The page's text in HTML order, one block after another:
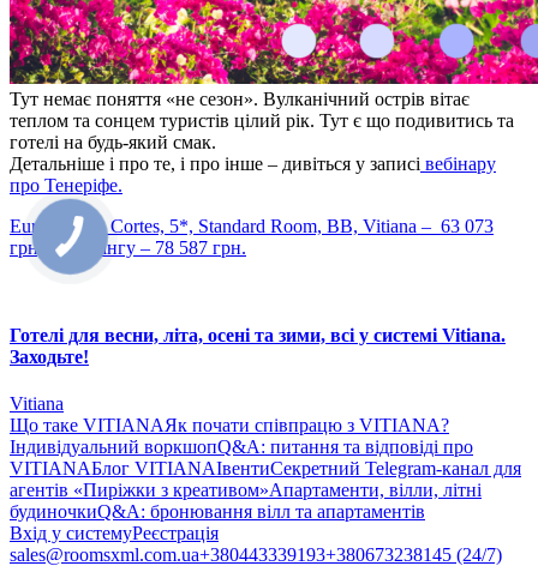
Тут немає поняття «не сезон». Вулканічний острів вітає
теплом та сонцем туристів цілий рік. Тут є що подивитись та
готелі на будь-який смак.
Детальніше і про те, і про інше – дивіться у записі вебінару
про Тенеріфе.
Europe Villa Cortes, 5*, Standard Room, BB, Vitiana – 63 073
грн, на Букінгу – 78 587 грн.
Готелі для весни, літа, осені та зими, всі у системі Vitiana.
Заходьте!
Vitiana
Що таке VITIANAЯк почати співпрацю з VITIANA?
Індивідуальний воркшопQ&A: питання та відповіді про
VITIANAБлог VITIANAІвентиСекретний Telegram-канал для
агентів «Пиріжки з креативом»Апартаменти, вілли, літні
будиночкиQ&A: бронювання вілл та апартаментів
Вхід у системуРеєстрація
sales@roomsxml.com.ua+380443339193+380673238145 (24/7)